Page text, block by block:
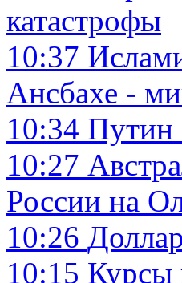
катастрофы
10:37
Ансбахе -
10:34 Путин
10:27
России на
10:26
10:15 Курсы